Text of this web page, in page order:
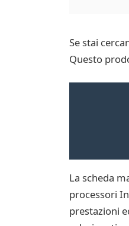
Se stai
Questo
La scheda
processori
prestazioni